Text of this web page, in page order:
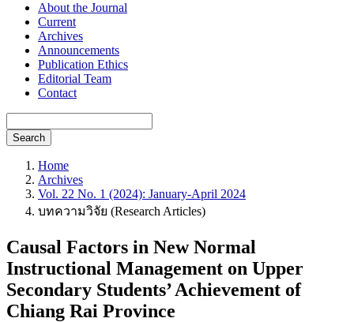
About the Journal
Current
Archives
Announcements
Publication Ethics
Editorial Team
Contact
Search
Home
Archives
Vol. 22 No. 1 (2024): January-April 2024
บทความวิจัย (Research Articles)
Causal Factors in New Normal
Instructional Management on Upper
Secondary Students’ Achievement of
Chiang Rai Province